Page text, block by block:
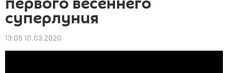
суперлуния
13:05 10.03.2020